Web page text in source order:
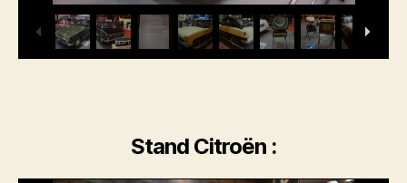
Stand Citroën :